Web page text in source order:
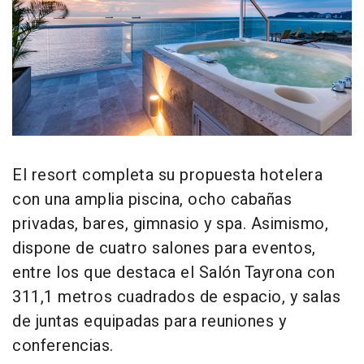
El resort completa su propuesta hotelera
con una amplia piscina, ocho cabañas
privadas, bares, gimnasio y spa. Asimismo,
dispone de cuatro salones para eventos,
entre los que destaca el Salón Tayrona con
311,1 metros cuadrados de espacio, y salas
de juntas equipadas para reuniones y
conferencias.